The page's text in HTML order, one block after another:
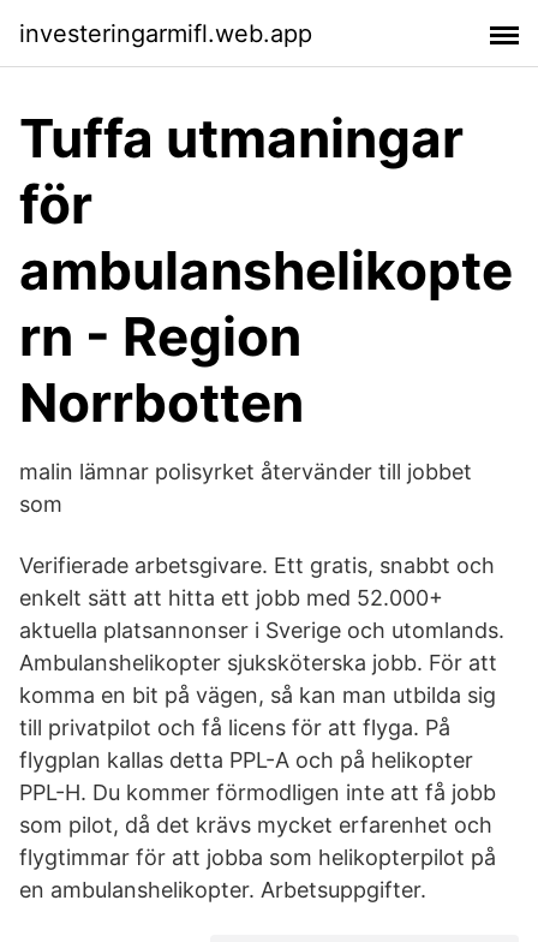
investeringarmifl.web.app
Tuffa utmaningar
för
ambulanshelikopte
rn - Region
Norrbotten
malin lämnar polisyrket återvänder till jobbet
som
Verifierade arbetsgivare. Ett gratis, snabbt och
enkelt sätt att hitta ett jobb med 52.000+
aktuella platsannonser i Sverige och utomlands.
Ambulanshelikopter sjuksköterska jobb. För att
komma en bit på vägen, så kan man utbilda sig
till privatpilot och få licens för att flyga. På
flygplan kallas detta PPL-A och på helikopter
PPL-H. Du kommer förmodligen inte att få jobb
som pilot, då det krävs mycket erfarenhet och
flygtimmar för att jobba som helikopterpilot på
en ambulanshelikopter. Arbetsuppgifter.